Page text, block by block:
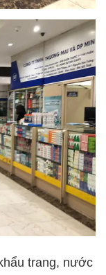
trang, nước